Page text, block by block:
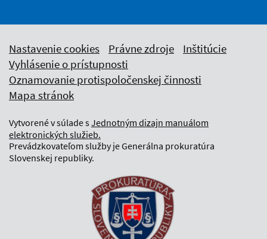
Nastavenie cookies Právne zdroje
Inštitúcie
Vyhlásenie o prístupnosti
Oznamovanie protispoločenskej činnosti
Mapa stránok
Vytvorené v súlade sJednotným dizajn manuálom
elektronických služieb.
Prevádzkovateľom služby je Generálna prokuratúra
Slovenskej republiky.